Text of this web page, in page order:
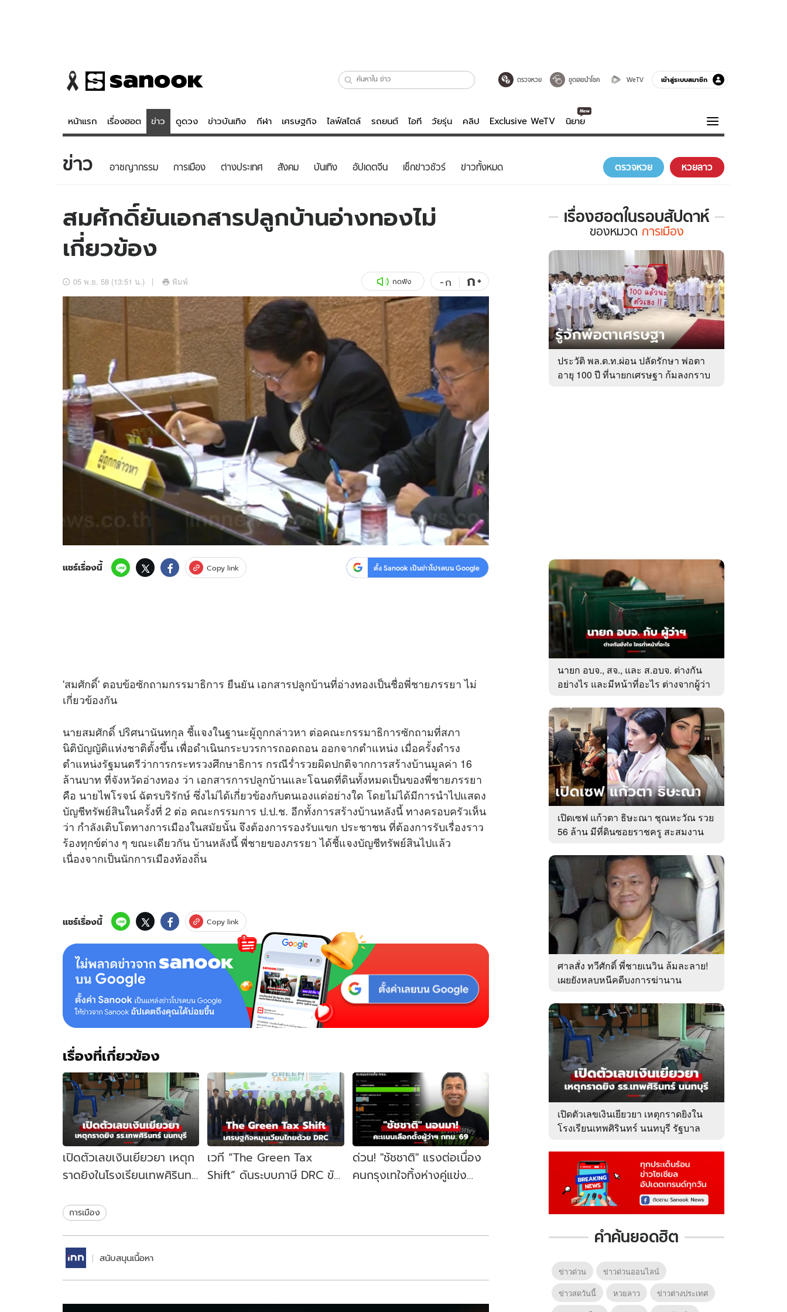
ตรวจหวย ขูดเลขนำโชค WeTV เข้าสู่ระบบสมาชิก
หน้าแรก เรื่องฮอต ข่าว ดูดวง ข่าวบันเทิง กีฬา เศรษฐกิจ ไลฟ์สไตล์ รถยนต์ ไอที วัยรุ่น คลิป Exclusive WeTV นิยาย
ข่าว
ข่าวบันเทิง
ข่าวกีฬา
ข่าวเศรษฐกิจ
อัปเดตจีน
เช็กข่าวชัวร์
ดูดวง - ตรวจหวย
สถิติหวยไทย
ไลฟ์สไตล์
วัยรุ่น
สุขภาพ
เที่ยว-กิน
Tasteful Thailand
Sanook Choice
บันเทิงครบรส
ดูทีวี
WeTV
นิยาย
ความรู้รอบตัว
ฮาวทู
ดาวน์โหลดสนุกแอปฟรี ติดตามสนุกโซเชียลได้ที่
สงวนลิขสิทธิ์ © บริษัท อิมเมจ ฟิวเจอร์ (ประเทศไทย) จำกัด
ข่าว อาชญากรรม การเมือง ต่างประเทศ สังคม บันเทิง อัปเดตจีน เช็กข่าวชัวร์ ข่าวทั้งหมด ตรวจหวย หวยลาว
สมศักดิ์ยันเอกสารปลูกบ้านอ่างทองไม่
เกี่ยวข้อง
05 พ.ย. 58 (13:51 น.) พิมพ์ กดฟัง -ก ก+
แชร์เรื่องนี้ Copy link ตั้ง Sanook เป็นข่าวโปรดบน Google
'สมศักดิ์' ตอบข้อซักถามกรรมาธิการ ยืนยัน เอกสารปลูกบ้านที่อ่างทองเป็นชื่อพี่ชายภรรยา ไม่
เกี่ยวข้องกัน
นายสมศักดิ์ ปริศนานันทกุล ชี้แจงในฐานะผู้ถูกกล่าวหา ต่อคณะกรรมาธิการซักถามที่สภา
นิติบัญญัติแห่งชาติตั้งขึ้น เพื่อดำเนินกระบวรการถอดถอน ออกจากตำแหน่ง เมื่อครั้งดำรง
ตำแหน่งรัฐมนตรีว่าการกระทรวงศึกษาธิการ กรณีร่ำรวยผิดปกติจากการสร้างบ้านมูลค่า 16
ล้านบาท ที่จังหวัดอ่างทอง ว่า เอกสารการปลูกบ้านและโฉนดที่ดินทั้งหมดเป็นของพี่ชายภรรยา
คือ นายไพโรจน์ ฉัตรบริรักษ์ ซึ่งไม่ได้เกี่ยวข้องกับตนเองแต่อย่างใด โดยไม่ได้มีการนำไปแสดง
บัญชีทรัพย์สินในครั้งที่ 2 ต่อ คณะกรรมการ ป.ป.ช. อีกทั้งการสร้างบ้านหลังนี้ ทางครอบครัวเห็น
ว่า กำลังเติบโตทางการเมืองในสมัยนั้น จึงต้องการรองรับแขก ประชาชน ที่ต้องการรับเรื่องราว
ร้องทุกข์ต่าง ๆ ขณะเดียวกัน บ้านหลังนี้ พี่ชายของภรรยา ได้ชี้แจงบัญชีทรัพย์สินไปแล้ว
เนื่องจากเป็นนักการเมืองท้องถิ่น
แชร์เรื่องนี้ Copy link
เรื่องที่เกี่ยวข้อง
เปิดตัวเลขเงินเยียวยา เหตุก
ราดยิงในโรงเรียนเทพศิรินทร์
เวที “The Green Tax
Shift” ดันระบบภาษี DRC ขับ
ด่วน! "ชัชชาติ" แรงต่อเนื่อง
คนกรุงเทใจทิ้งห่างคู่แข่ง
การเมือง
สนับสนุนเนื้อหา
เรื่องฮอตในรอบสัปดาห์
เรื่อง
ใน
สัปดาห์
ของ
หมวด
การเมือง
ของหมวด การเมือง
ประวัติ พล.ต.ท.ผ่อน ปลัดรักษา พ่อตา
อายุ 100 ปี ที่นายกเศรษฐา ก้มลงกราบ
นายก อบจ., สจ., และ ส.อบจ. ต่างกัน
อย่างไร และมีหน้าที่อะไร ต่างจากผู้ว่า
เปิดเซฟ แก้วตา ธิษะณา ชุณหะวัณ รวย
56 ล้าน มีที่ดินซอยราชครู สะสมงาน
ศาลสั่ง ทวีศักดิ์ พี่ชายเนวิน ล้มละลาย!
เผยยังหลบหนีคดีบงการฆ่านาน
เปิดตัวเลขเงินเยียวยา เหตุกราดยิงใน
โรงเรียนเทพศิรินทร์ นนทบุรี รัฐบาล
คำค้นยอดฮิต
ข่าวด่วน
ข่าวด่วนออนไลน์
ข่าวสดวันนี้
หวยลาว
ข่าวต่างประเทศ